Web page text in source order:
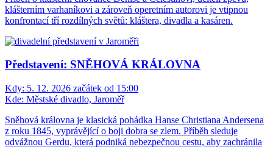
klášterním varhaníkovi a zároveň operetním autorovi je vtipnou
konfrontací tří rozdílných světů: kláštera, divadla a kasáren.
Představení: SNĚHOVÁ KRÁLOVNA
Kdy: 5. 12. 2026 začátek od 15:00
Kde: Městské divadlo, Jaroměř
Sněhová královna je klasická pohádka Hanse Christiana Andersena
z roku 1845, vyprávějící o boji dobra se zlem. Příběh sleduje
odvážnou Gerdu, která podniká nebezpečnou cestu, aby zachránila